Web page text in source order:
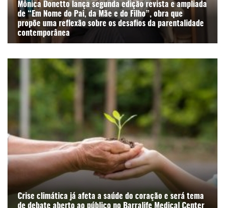
Mônica Donetto lança segunda edição revista e ampliada
de “Em Nome do Pai, da Mãe e do Filho”, obra que
propõe uma reflexão sobre os desafios da parentalidade
contemporânea
Crise climática já afeta a saúde do coração e será tema
de debate aberto ao público no Barralife Medical Center